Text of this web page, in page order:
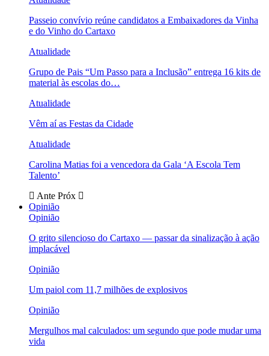
Passeio convívio reúne candidatos a Embaixadores da Vinha
e do Vinho do Cartaxo
Atualidade
Grupo de Pais “Um Passo para a Inclusão” entrega 16 kits de
material às escolas do…
Atualidade
Vêm aí as Festas da Cidade
Atualidade
Carolina Matias foi a vencedora da Gala ‘A Escola Tem
Talento’
Ante Próx
Opinião
Opinião
O grito silencioso do Cartaxo — passar da sinalização à ação
implacável
Opinião
Um paiol com 11,7 milhões de explosivos
Opinião
Mergulhos mal calculados: um segundo que pode mudar uma
vida